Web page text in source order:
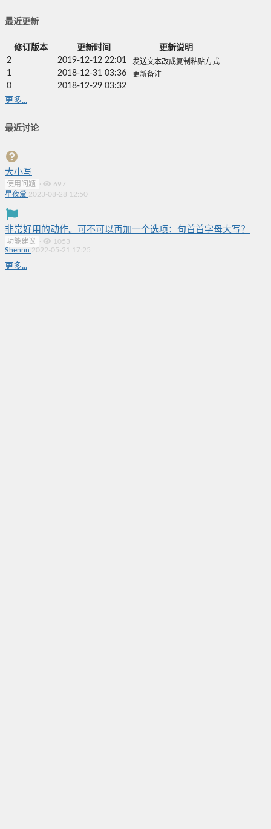
最近更新
修订版本 更新时间
更新说明
2
2019-12-12 22:01 发送文本改成复制粘贴方式
1 2018-12-31 03:36 更新备注
0
2018-12-29 03:32
更多...
最近讨论
大小写
使用问题 ·
697
星夜爱 2023-08-28 12:50
非常好用的动作。可不可以再加一个选项：句首首字母大写？
功能建议 ·
1053
Shennn 2022-05-21 17:25
更多...